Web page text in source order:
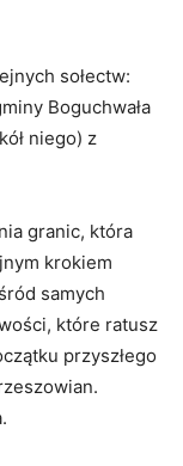
sołectw:
Boguchwała
niego) z
granic, która
krokiem
samych
które ratusz
przyszłego